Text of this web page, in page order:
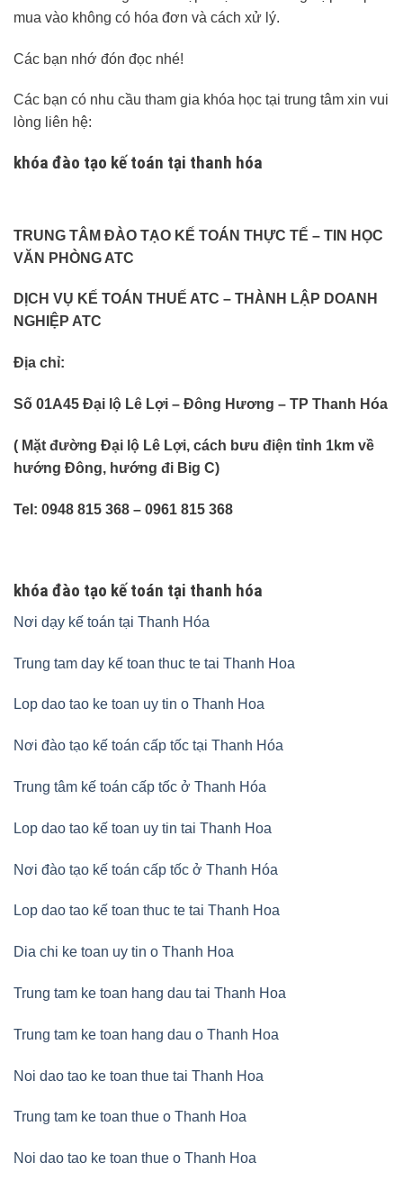
mua vào không có hóa đơn và cách xử lý.
Các bạn nhớ đón đọc nhé!
Các bạn có nhu cầu tham gia khóa học tại trung tâm xin vui
lòng liên hệ:
khóa đào tạo kế toán tại thanh hóa
TRUNG TÂM ĐÀO TẠO KẾ TOÁN THỰC TẾ – TIN HỌC
VĂN PHÒNG ATC
DỊCH VỤ KẾ TOÁN THUẾ ATC – THÀNH LẬP DOANH
NGHIỆP ATC
Địa chỉ:
Số 01A45 Đại lộ Lê Lợi – Đông Hương – TP Thanh Hóa
( Mặt đường Đại lộ Lê Lợi, cách bưu điện tỉnh 1km về
hướng Đông, hướng đi Big C)
Tel: 0948 815 368 – 0961 815 368
khóa đào tạo kế toán tại thanh hóa
Nơi dạy kế toán tại Thanh Hóa
Trung tam day kế toan thuc te tai Thanh Hoa
Lop dao tao ke toan uy tin o Thanh Hoa
Nơi đào tạo kế toán cấp tốc tại Thanh Hóa
Trung tâm kế toán cấp tốc ở Thanh Hóa
Lop dao tao kế toan uy tin tai Thanh Hoa
Nơi đào tạo kế toán cấp tốc ở Thanh Hóa
Lop dao tao kế toan thuc te tai Thanh Hoa
Dia chi ke toan uy tin o Thanh Hoa
Trung tam ke toan hang dau tai Thanh Hoa
Trung tam ke toan hang dau o Thanh Hoa
Noi dao tao ke toan thue tai Thanh Hoa
Trung tam ke toan thue o Thanh Hoa
Noi dao tao ke toan thue o Thanh Hoa